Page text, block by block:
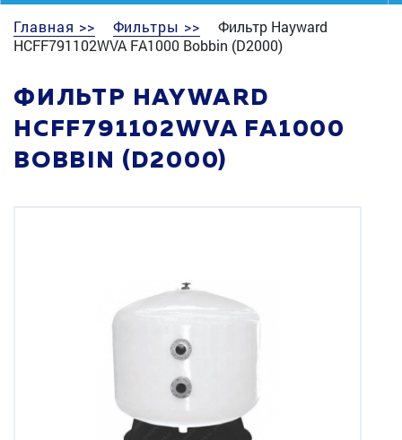
Главная >> Фильтры >>
Фильтр Hayward
HCFF791102WVA FA1000 Bobbin (D2000)
ФИЛЬТР HAYWARD
HCFF791102WVA FA1000
BOBBIN (D2000)